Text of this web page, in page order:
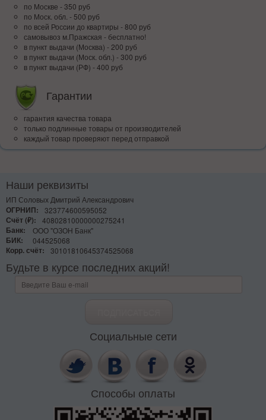
по Москве - 350 руб
по Моск. обл. - 500 руб
по всей Росcии до квартиры - 800 руб
самовывоз м.Пражская - бесплатно!
в пункт выдачи (Москва) - 200 руб
в пункт выдачи (Моск. обл.) - 300 руб
в пункт выдачи (РФ) - 400 руб
Гарантии
гарантия качества товара
только подлинные товары от производителей
каждый товар проверяют перед отправкой
Наши реквизиты
ИП Соловых Дмитрий Александрович
ОГРНИП:
323774600595052
Счёт (₽):
40802810000000275241
Банк:
ООО "ОЗОН Банк"
БИК:
044525068
Корр. счёт:
30101810645374525068
Будьте в курсе последних акций!
Социальные сети
Способы оплаты